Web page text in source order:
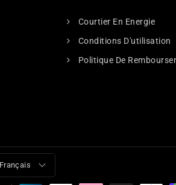
Courtier En Energie
Conditions D'utilisation
Politique De
Français